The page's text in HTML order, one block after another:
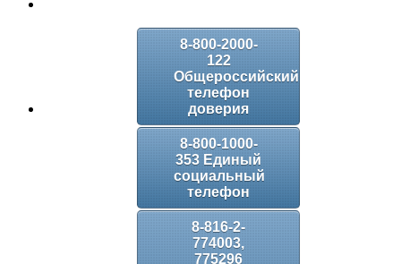
8-800-2000-
122
Общероссийский
телефон
доверия
8-800-1000-
353 Единый
социальный
телефон
8-816-2-
774003,
775296